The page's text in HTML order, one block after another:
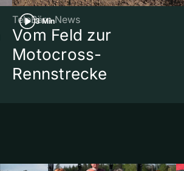
3 Min
TeleBärn News
Vom Feld zur
Motocross-
Rennstrecke